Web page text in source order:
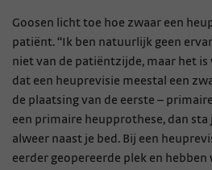
Goosen licht toe hoe zwaar een
patiënt. “Ik ben natuurlijk geen
niet van de patiëntzijde, maar het is
dat een heuprevisie meestal een
de plaatsing van de eerste –
een primaire heupprothese, dan sta
alweer naast je bed. Bij een
eerder geopereerde plek en hebben